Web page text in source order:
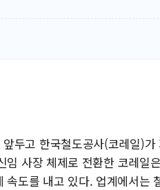
두고 한국철도공사(코레일)가
사장 체제로 전환한 코레일
속도를 내고 있다. 업계에서는